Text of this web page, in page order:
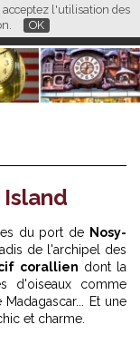
l'utilisation des
OK
CN
du port de Nosy-
de l'archipel des
corallien dont la
d'oiseaux comme
Et une
et charme.